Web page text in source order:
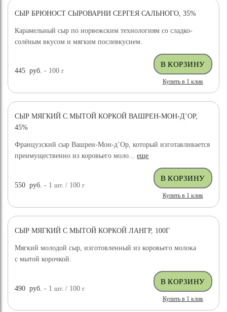
ХИТ ПРОДАЖ
СЫР БРЮНОСТ СЫРОВАРНИ СЕРГЕЯ САЛЬНОГО, 35%
Карамельный сыр по норвежским технологиям со сладко-
солёным вкусом и мягким послевкусием.
445 руб. - 100г
Купить в 1 клик
СЫР МЯГКИЙ С МЫТОЙ КОРКОЙ ВАШРЕН-МОН-Д’ОР,
45%
Французский сыр Вашрен-Мон-д’Ор, который изготавливается
преимущественно из коровьего моло...еще
550 руб. - 1шт. / 100г
Купить в 1 клик
СЫР МЯГКИЙ С МЫТОЙ КОРКОЙ ЛАНГР, 100Г
Мягкий молодой сыр, изготовленный из коровьего молока
с мытой корочкой.
490 руб. - 1шт. / 100г
Купить в 1 клик